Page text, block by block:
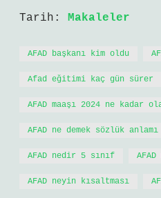
Tarih: Makaleler
AFAD başkanı kim oldu
Afad eğitimi kaç gün sürer
AFAD maaşı 2024 ne kadar
AFAD ne demek sözlük anlamı
AFAD nedir 5 sınıf
AFAD neyin kısaltması